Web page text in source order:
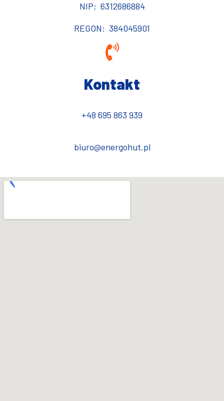
NIP: 6312686884
REGON: 384045901
Kontakt
+48 695 863 939
biuro@energohut.pl